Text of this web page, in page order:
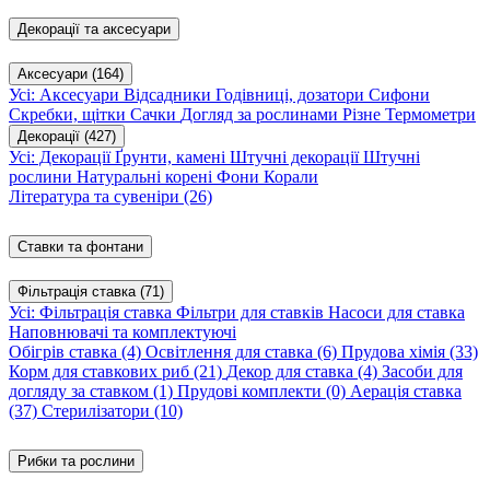
Декорації та аксесуари
Аксесуари (164)
Усі: Аксесуари Відсадники Годівниці, дозатори Сифони
Скребки, щітки Сачки Догляд за рослинами Різне Термометри
Декорації (427)
Усі: ДекораціїҐрунти, камені Штучні декораціїШтучні
рослини Натуральні корені Фони Корали
Література та сувеніри (26)
Ставки та фонтани
Фільтрація ставка (71)
Усі: Фільтрація ставка Фільтри для ставків Насоси для ставка
Наповнювачі та комплектуючі
Обігрів ставка (4) Освітлення для ставка (6) Прудова хімія (33)
Корм для ставкових риб (21) Декор для ставка (4) Засоби для
догляду за ставком (1) Прудові комплекти (0) Аерація ставка
(37) Стерилізатори (10)
Рибки та рослини